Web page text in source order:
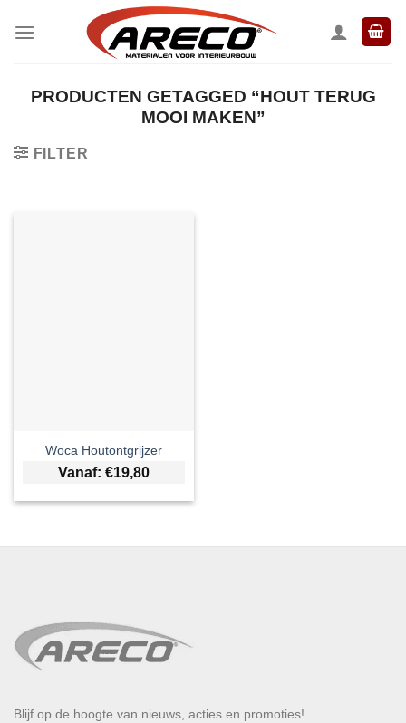
naar
PRODUCTEN GETAGGED “HOUT TERUG
MOOI MAKEN”
FILTER
Woca Houtontgrijzer
Vanaf: €19,80
Blijf op de hoogte van nieuws, acties en promoties!